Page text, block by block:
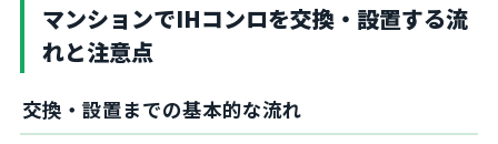
マンションでIHコンロを交換・設置する流
れと注意点
交換・設置までの基本的な流れ